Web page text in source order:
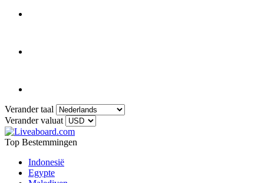
Verander taal
Verander valuat
Top Bestemmingen
Indonesië
Egypte